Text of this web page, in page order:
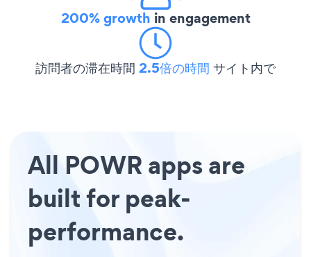
200% growth in engagement
訪問者の滞在時間 2.5倍の時間 サイト内で
All POWR apps are
built for peak-
performance.